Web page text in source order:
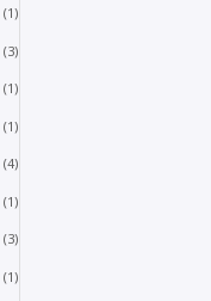
1
3
1
1
4
1
3
1